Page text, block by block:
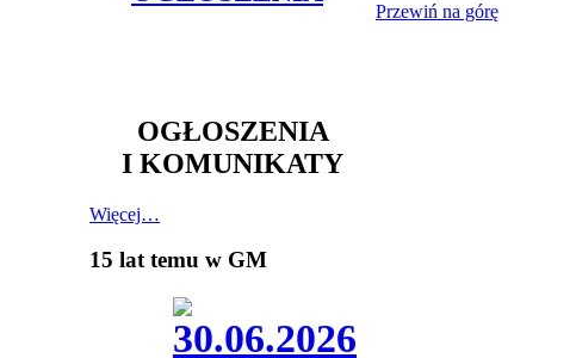
OGŁOSZENIA
I KOMUNIKATY
Więcej…
15 lat temu w GM
Przewiń na górę